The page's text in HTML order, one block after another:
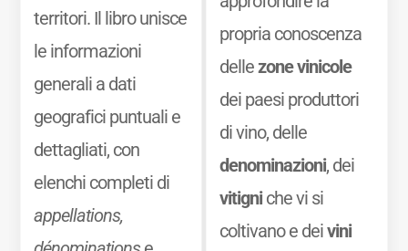
territori. Il libro unisce
le informazioni
generali a dati
geografici puntuali e
dettagliati, con
elenchi completi di
appellations,
propria conoscenza
dellezone vinicole
dei paesi produttori
di vino, delle
denominazioni, dei
vitigniche vi si
coltivano e deivini